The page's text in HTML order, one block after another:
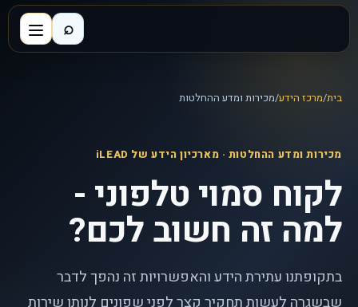
⌕
בית/מרכז הידע/מכירות ומדע ההחלטות
מכירות ומדע ההחלטות · מארכיון הידע של iLEAD
לקוח סמוי טלפוני -
למה זה חשוב לכם?
בתקופתנו עתירת הידע והאפשרויות זה נהפך לדבר
שבשגרה לעשות תחקיר קצר לפני שפונים לנותן שירות